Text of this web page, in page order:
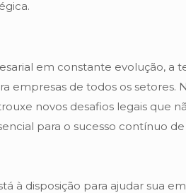
em constante evolução, a
empresas de todos os setores.
novos desafios legais que
para o sucesso contínuo
à disposição para ajudar sua